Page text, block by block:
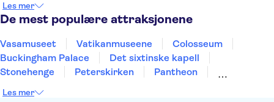
Alicante
Les mer
De mest populære attraksjonene
Vasamuseet Vatikanmuseene
Colosseum
Buckingham Palace
Det sixtinske kapell
Stonehenge
Peterskirken
Pantheon
Les mer